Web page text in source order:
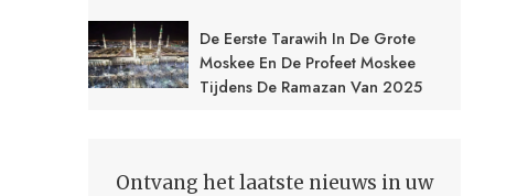
De Eerste Tarawih In De Grote
Moskee En De Profeet Moskee
Tijdens De Ramazan Van 2025
Ontvang het laatste nieuws in uw